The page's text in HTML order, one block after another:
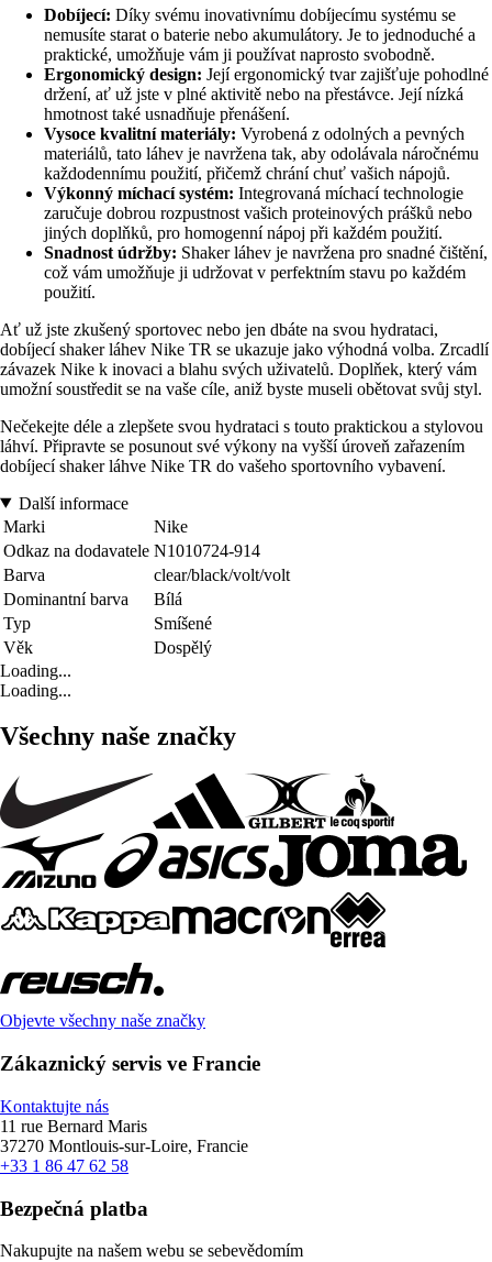
Dobíjecí: Díky svému inovativnímu dobíjecímu systému se
nemusíte starat o baterie nebo akumulátory. Je to jednoduché a
praktické, umožňuje vám ji používat naprosto svobodně.
Ergonomický design: Její ergonomický tvar zajišťuje pohodlné
držení, ať už jste v plné aktivitě nebo na přestávce. Její nízká
hmotnost také usnadňuje přenášení.
Vysoce kvalitní materiály: Vyrobená z odolných a pevných
materiálů, tato láhev je navržena tak, aby odolávala náročnému
každodennímu použití, přičemž chrání chuť vašich nápojů.
Výkonný míchací systém: Integrovaná míchací technologie
zaručuje dobrou rozpustnost vašich proteinových prášků nebo
jiných doplňků, pro homogenní nápoj při každém použití.
Snadnost údržby: Shaker láhev je navržena pro snadné čištění,
což vám umožňuje ji udržovat v perfektním stavu po každém
použití.
Ať už jste zkušený sportovec nebo jen dbáte na svou hydrataci,
dobíjecí shaker láhev Nike TR se ukazuje jako výhodná volba. Zrcadlí
závazek Nike k inovaci a blahu svých uživatelů. Doplňek, který vám
umožní soustředit se na vaše cíle, aniž byste museli obětovat svůj styl.
Nečekejte déle a zlepšete svou hydrataci s touto praktickou a stylovou
láhví. Připravte se posunout své výkony na vyšší úroveň zařazením
dobíjecí shaker láhve Nike TR do vašeho sportovního vybavení.
Další informace
Marki
Nike
Odkaz na dodavatele N1010724-914
Barva
clear/black/volt/volt
Dominantní barva
Bílá
Typ
Smíšené
Věk
Dospělý
Loading...
Loading...
Všechny naše značky
Objevte všechny naše značky
Zákaznický servis ve Francie
Kontaktujte nás
11 rue Bernard Maris
37270 Montlouis-sur-Loire, Francie
+33 1 86 47 62 58
Bezpečná platba
Nakupujte na našem webu se sebevědomím